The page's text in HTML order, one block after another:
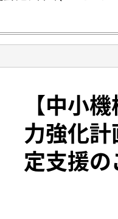
【中小
力強化
定支援の